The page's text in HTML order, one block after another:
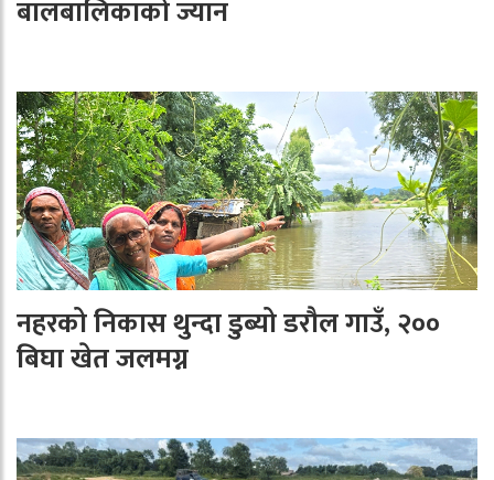
बालबालिकाको ज्यान
नहरको निकास थुन्दा डुब्यो डरौल गाउँ, २००
बिघा खेत जलमग्न